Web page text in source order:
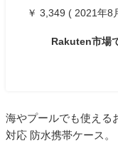
￥ 3,349 ( 2021年8
Rakuten市場
海やプールでも使える
対応 防水携帯ケース。